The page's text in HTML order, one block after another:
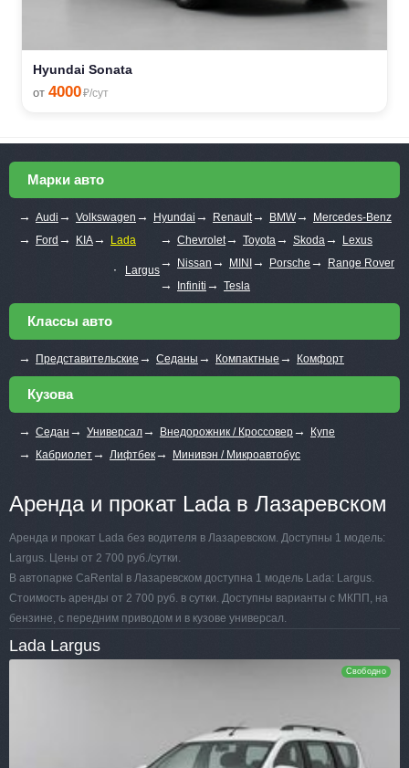
Hyundai Sonata
от 4000₽/сут
Марки авто
→ Audi → Volkswagen → Hyundai → Renault→ BMW→ Mercedes-Benz
→ Ford → KIA→ Lada
∙ Largus
→ Chevrolet→ Toyota→ Skoda→ Lexus
→ Nissan → MINI → Porsche → Range Rover
→ Infiniti → Tesla
Классы авто
→ Представительские → Седаны → Компактные → Комфорт
Кузова
→ Седан → Универсал→ Внедорожник / Кроссовер→ Купе
→ Кабриолет→ Лифтбек→ Минивэн / Микроавтобус
Аренда и прокат Lada в Лазаревском
Аренда и прокат Lada без водителя в Лазаревском. Доступны 1 модель:
Largus. Цены от 2 700 руб./сутки.
В автопарке CaRental в Лазаревском доступна 1 модель Lada: Largus.
Стоимость аренды от 2 700 руб. в сутки. Доступны варианты с МКПП, на
бензине, с передним приводом и в кузове универсал.
Lada Largus
Свободно